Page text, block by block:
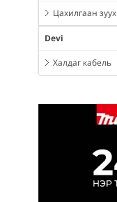
Цахилгаан зуух
Devi
Халдаг кабель